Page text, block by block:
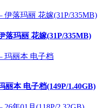
落玛丽 花嫁(31P/335MB)
丽本 电子档(149P/1.40GB)